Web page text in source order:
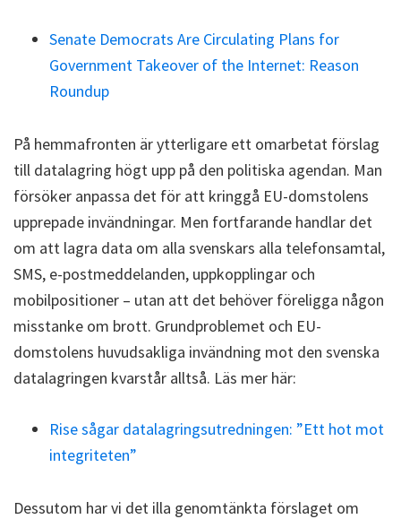
Senate Democrats Are Circulating Plans for
Government Takeover of the Internet: Reason
Roundup
På hemmafronten är ytterligare ett omarbetat förslag
till datalagring högt upp på den politiska agendan. Man
försöker anpassa det för att kringgå EU-domstolens
upprepade invändningar. Men fortfarande handlar det
om att lagra data om alla svenskars alla telefonsamtal,
SMS, e-postmeddelanden, uppkopplingar och
mobilpositioner – utan att det behöver föreligga någon
misstanke om brott. Grundproblemet och EU-
domstolens huvudsakliga invändning mot den svenska
datalagringen kvarstår alltså. Läs mer här:
Rise sågar datalagringsutredningen: ”Ett hot mot
integriteten”
Dessutom har vi det illa genomtänkta förslaget om